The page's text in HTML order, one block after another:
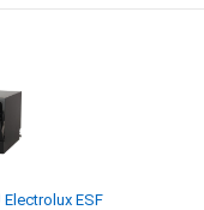
ESF2400OK